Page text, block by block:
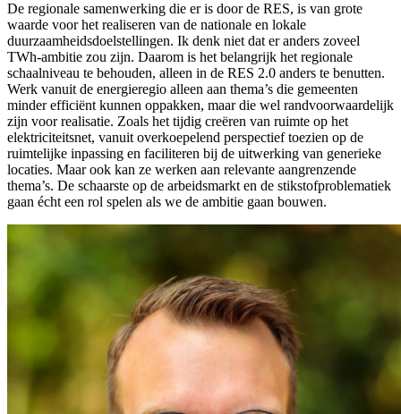
De regionale samenwerking die er is door de RES, is van grote
waarde voor het realiseren van de nationale en lokale
duurzaamheidsdoelstellingen. Ik denk niet dat er anders zoveel
TWh-ambitie zou zijn. Daarom is het belangrijk het regionale
schaalniveau te behouden, alleen in de RES 2.0 anders te benutten.
Werk vanuit de energieregio alleen aan thema’s die gemeenten
minder efficiënt kunnen oppakken, maar die wel randvoorwaardelijk
zijn voor realisatie. Zoals het tijdig creëren van ruimte op het
elektriciteitsnet, vanuit overkoepelend perspectief toezien op de
ruimtelijke inpassing en faciliteren bij de uitwerking van generieke
locaties. Maar ook kan ze werken aan relevante aangrenzende
thema’s. De schaarste op de arbeidsmarkt en de stikstofproblematiek
gaan écht een rol spelen als we de ambitie gaan bouwen.